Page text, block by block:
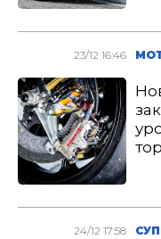
23/12 16:46
24/12 17:58